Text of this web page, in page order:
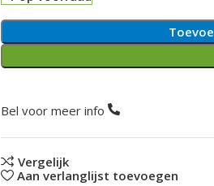
Bel voor meer info
Vergelijk
Aan verlanglijst toevoegen